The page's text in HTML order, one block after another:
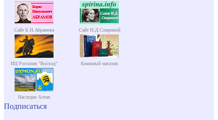
Сайт Б.Н.Абрамова Сайт Н.Д.Спириной
ИЦ Россазия "Восход" Книжный магазин
Наследие Алтая
Подписаться